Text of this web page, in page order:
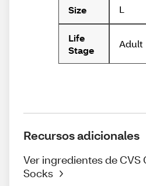
Size L
Life
Stage
Adult
Recursos adicionales
Ver ingredientes de
Socks